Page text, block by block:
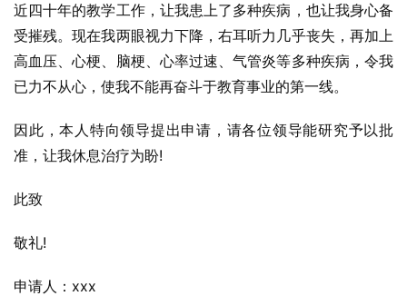
近四十年的教学工作，让我患上了多种疾病，也让我身心备
受摧残。现在我两眼视力下降，右耳听力几乎丧失，再加上
高血压、心梗、脑梗、心率过速、气管炎等多种疾病，令我
已力不从心，使我不能再奋斗于教育事业的第一线。
因此，本人特向领导提出申请，请各位领导能研究予以批
准，让我休息治疗为盼!
此致
敬礼!
申请人：xxx